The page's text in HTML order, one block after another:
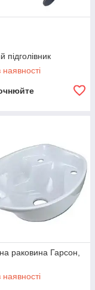
підголівник
раковина Гарсон,